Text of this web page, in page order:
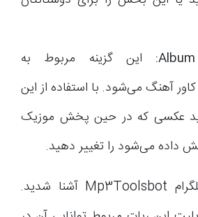
: این گزینه مربوط به
آهنگ می‌شود. با استفاده از این
عکسی که در حین پخش موزیک
داده می‌شود را تغییر دهید.
بنابراین با ربات تلگرام Mp3Toolsbot آشنا شدید.